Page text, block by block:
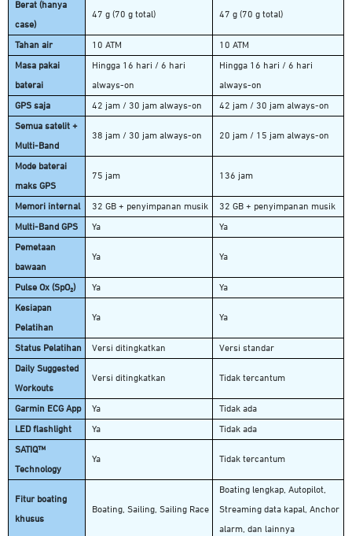
Berat (hanya
case)
47 g (70 g total) 47 g (70 g total)
Tahan air 10 ATM 10 ATM
Masa pakai
baterai
Hingga 16 hari / 6 hari
always-on
Hingga 16 hari / 6 hari
always-on
GPS saja 42 jam / 30 jam always-on 42 jam / 30 jam always-on
Semua satelit +
Multi-Band
38 jam / 30 jam always-on 20 jam / 15 jam always-on
Mode baterai
maks GPS
75 jam 136 jam
Memori internal 32 GB + penyimpanan musik 32 GB + penyimpanan musik
Multi-Band GPS Ya Ya
Pemetaan
bawaan
Ya Ya
Pulse Ox (SpO₂) Ya Ya
Kesiapan
Pelatihan
Ya Ya
Status Pelatihan Versi ditingkatkan Versi standar
Daily Suggested
Workouts
Versi ditingkatkan Tidak tercantum
Garmin ECG App Ya Tidak ada
LED flashlight Ya Tidak ada
SATIQ™
Technology
Ya Tidak tercantum
Fitur boating
khusus
Boating, Sailing, Sailing Race
Boating lengkap, Autopilot,
Streaming data kapal, Anchor
alarm, dan lainnya